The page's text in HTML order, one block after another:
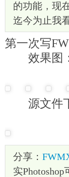
的功能，现
迄今为止我
第一次写
效果图
源文件下
分享：
实